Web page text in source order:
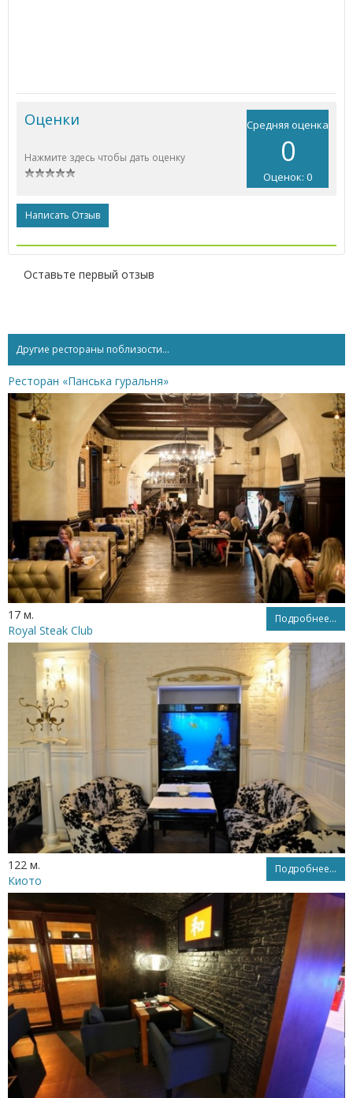
Средняя оценка
0
Оценок: 0
Оценки
Нажмите здесь чтобы дать оценку
Написать Отзыв
Оставьте первый отзыв
Другие рестораны поблизости...
Ресторан «Панська гуральня»
17 м. Подробнее...
Royal Steak Club
122 м. Подробнее...
Киото